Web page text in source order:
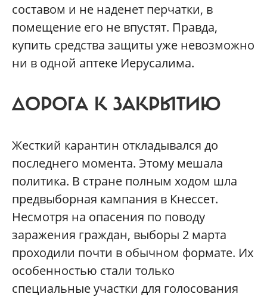
составом и не наденет перчатки, в
помещение его не впустят. Правда,
купить средства защиты уже невозможно
ни в одной аптеке Иерусалима.
ДОРОГА К ЗАКРЫТИЮ
Жесткий карантин откладывался до
последнего момента. Этому мешала
политика. В стране полным ходом шла
предвыборная кампания в Кнессет.
Несмотря на опасения по поводу
заражения граждан, выборы 2 марта
проходили почти в обычном формате. Их
особенностью стали только
специальные участки для голосования